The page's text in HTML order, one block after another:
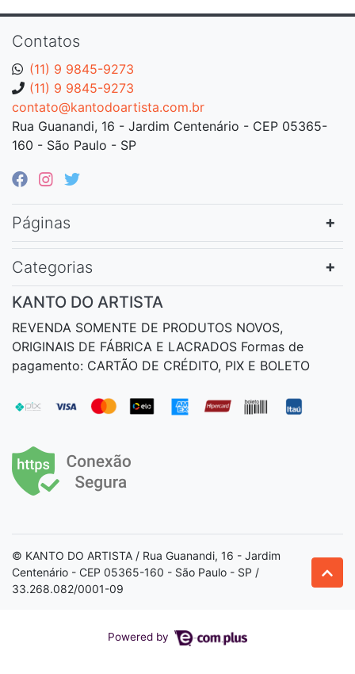
Contatos
(11) 9 9845-9273
(11) 9 9845-9273
contato@kantodoartista.com.br
Rua Guanandi, 16 - Jardim Centenário - CEP 05365-
160 - São Paulo - SP
Páginas
Categorias
KANTO DO ARTISTA
REVENDA SOMENTE DE PRODUTOS NOVOS,
ORIGINAIS DE FÁBRICA E LACRADOS Formas de
pagamento: CARTÃO DE CRÉDITO, PIX E BOLETO
© KANTO DO ARTISTA / Rua Guanandi, 16 - Jardim
Centenário - CEP 05365-160 - São Paulo - SP /
33.268.082/0001-09
Powered by